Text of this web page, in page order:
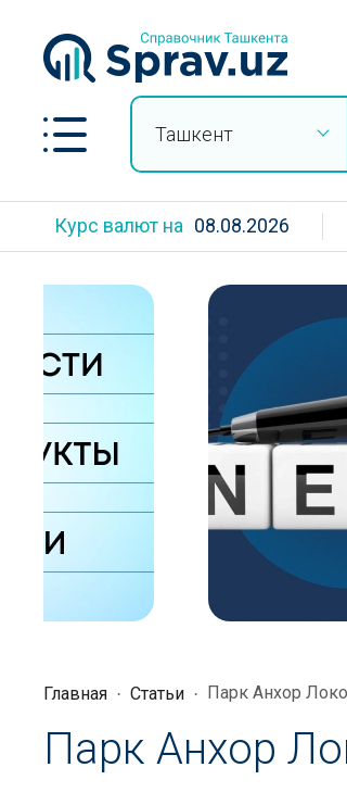
Ташкент
Курс валют на 08.08.2026
Главная Статьи Парк Анхор
Парк Анхор